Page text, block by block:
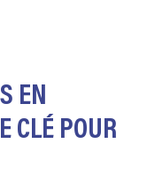
EN
CLÉ POUR